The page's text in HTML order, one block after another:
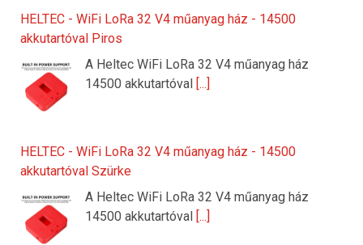
HELTEC - WiFi LoRa 32 V4 műanyag ház - 14500
akkutartóval Piros
A Heltec WiFi LoRa 32 V4 műanyag ház
14500 akkutartóval
[...]
HELTEC - WiFi LoRa 32 V4 műanyag ház - 14500
akkutartóval Szürke
A Heltec WiFi LoRa 32 V4 műanyag ház
14500 akkutartóval
[...]